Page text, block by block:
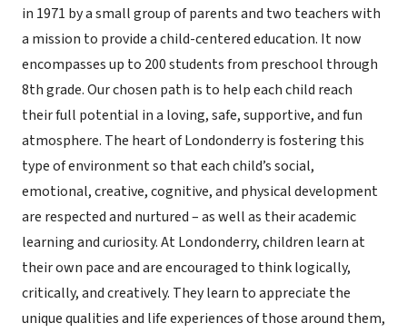
in 1971 by a small group of parents and two teachers with
a mission to provide a child-centered education. It now
encompasses up to 200 students from preschool through
8th grade. Our chosen path is to help each child reach
their full potential in a loving, safe, supportive, and fun
atmosphere. The heart of Londonderry is fostering this
type of environment so that each child’s social,
emotional, creative, cognitive, and physical development
are respected and nurtured – as well as their academic
learning and curiosity. At Londonderry, children learn at
their own pace and are encouraged to think logically,
critically, and creatively. They learn to appreciate the
unique qualities and life experiences of those around them,